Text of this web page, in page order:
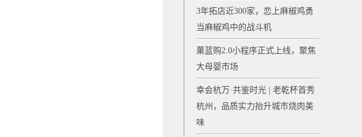
3年拓店近300家，恋上麻椒鸡勇
当麻椒鸡中的战斗机
菓蓝购2.0小程序正式上线，聚焦
大母婴市场
幸会杭万·共鉴时光 | 老乾杯首秀
杭州，品质实力抬升城市烧肉美
味